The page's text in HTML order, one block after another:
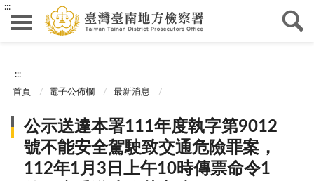
:::
:::
首頁 電子公佈欄 最新消息
公示送達本署111年度執字第9012
號不能安全駕駛致交通危險罪案，
112年1月3日上午10時傳票命令1